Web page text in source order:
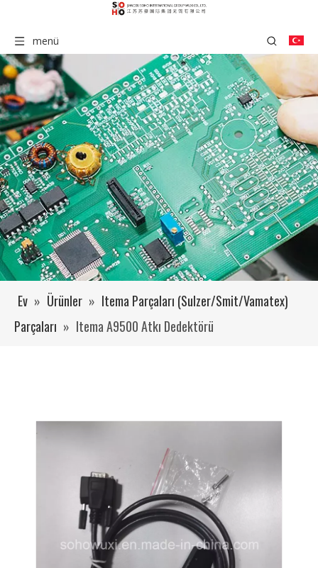
menü
Ev » Ürünler » Itema Parçaları (Sulzer/Smit/Vamatex)
Parçaları » Itema A9500 Atkı Dedektörü